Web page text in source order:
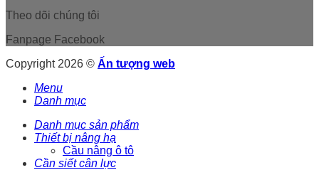
Theo dõi chúng tôi
Fanpage Facebook
Copyright 2026 © Ấn tượng web
Menu
Danh mục
Danh mục sản phẩm
Thiết bị nâng hạ
Cầu nâng ô tô
Cần siết cân lực